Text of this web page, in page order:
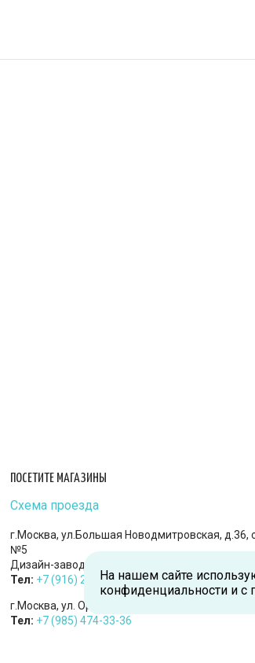
ПОСЕТИТЕ МАГАЗИНЫ
Схема проезда
г.Москва, ул.Большая Новодмитровская, д.36,
№5
Дизайн-завод «FLACON»
Тел: +7 (916) 215-94-95
г.Москва, ул. Орджоникидзе, д.9, к.1
Тел: +7 (985) 474-33-36
На нашем сайте
конфиденциальности и